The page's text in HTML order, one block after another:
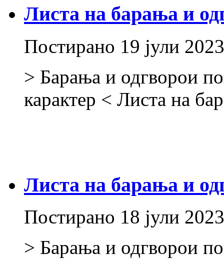
Листа на барања и
Постирано 19 јули 2023
> Барања и одгворои
карактер < Листа на
Листа на барања и
Постирано 18 јули 2023
> Барања и одгворои